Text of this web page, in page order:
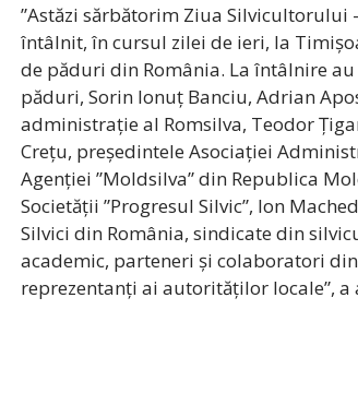
”Astăzi sărbătorim Ziua Silvicultorului
întâlnit, în cursul zilei de ieri, la
de păduri din România. La întâlnire
păduri, Sorin Ionuț Banciu, Adrian
administrație al Romsilva, Teodor
Crețu, președintele Asociației
Agenției ”Moldsilva” din Republica
Societății ”Progresul Silvic”, Ion
Silvici din România, sindicate din
academic, parteneri și colaboratori
reprezentanți ai autorităților locale”,